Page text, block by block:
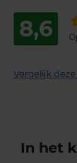
8,6
Vergelijk
In het